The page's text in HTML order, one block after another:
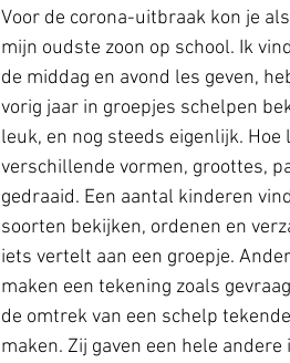
Voor de corona-uitbraak kon je
mijn oudste zoon op school. Ik
de middag en avond les geven,
vorig jaar in groepjes schelpen
leuk, en nog steeds eigenlijk.
verschillende vormen, groottes,
gedraaid. Een aantal kinderen
soorten bekijken, ordenen en
iets vertelt aan een groepje.
maken een tekening zoals
de omtrek van een schelp
maken. Zij gaven een hele